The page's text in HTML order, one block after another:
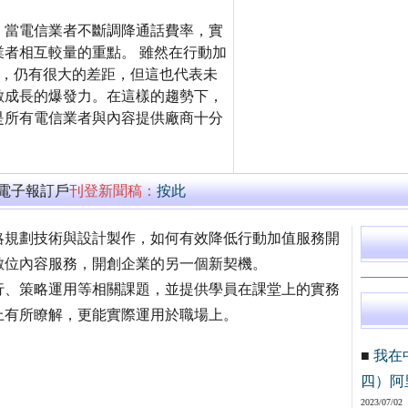
電信業者不斷調降通話費率，實
相互較量的重點。 雖然在行動加
仍有很大的差距，但這也代表未
長的爆發力。在這樣的趨勢下，
有電信業者與內容提供廠商十分
子報訂戶刊登新聞稿：按此
劃技術與設計製作，如何有效降低行動加值服務開
內容服務，開創企業的另一個新契機。
策略運用等相關課題，並提供學員在課堂上的實務
所瞭解，更能實際運用於職場上。
■ 我在
四）
2023/07/02